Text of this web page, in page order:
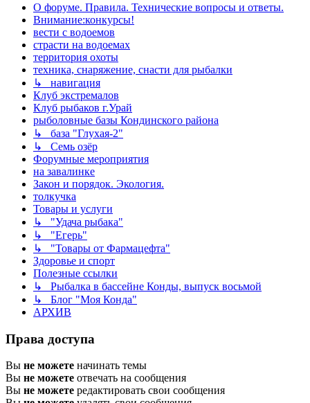
О форуме. Правила. Технические вопросы и ответы.
Внимание:конкурсы!
вести с водоемов
страсти на водоемах
территория охоты
техника, снаряжение, снасти для рыбалки
↳ навигация
Клуб экстремалов
Клуб рыбаков г.Урай
рыболовные базы Кондинского района
↳ база "Глухая-2"
↳ Семь озёр
Форумные мероприятия
на завалинке
Закон и порядок. Экология.
толкучка
Товары и услуги
↳ "Удача рыбака"
↳ "Егерь"
↳ "Товары от Фармацефта"
Здоровье и спорт
Полезные ссылки
↳ Рыбалка в бассейне Конды, выпуск восьмой
↳ Блог "Моя Конда"
АРХИВ
Права доступа
Вы не можете начинать темы
Вы не можете отвечать на сообщения
Вы не можете редактировать свои сообщения